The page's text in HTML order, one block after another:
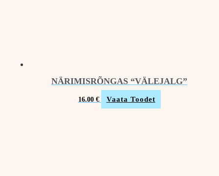
NÄRIMISRÕNGAS “VÄLEJALG”
16.00 € Vaata Toodet